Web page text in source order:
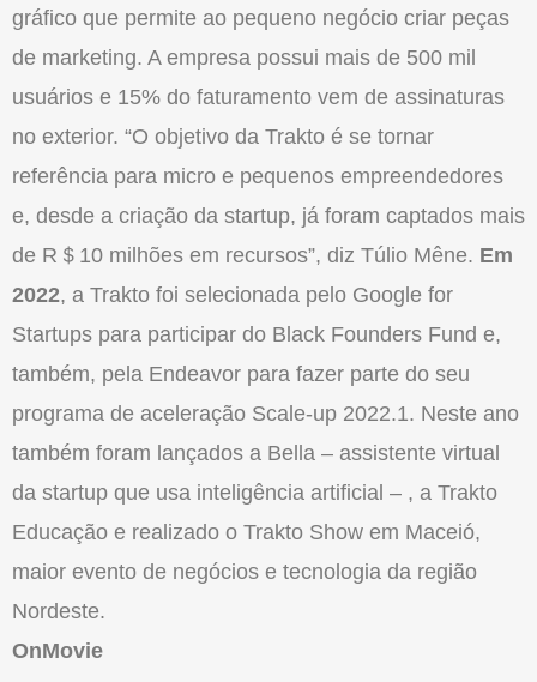
gráfico que permite ao pequeno negócio criar peças
de marketing. A empresa possui mais de 500 mil
usuários e 15% do faturamento vem de assinaturas
no exterior. “O objetivo da Trakto é se tornar
referência para micro e pequenos empreendedores
e, desde a criação da startup, já foram captados mais
de R＄10 milhões em recursos”, diz Túlio Mêne. Em
2022, a Trakto foi selecionada pelo Google for
Startups para participar do Black Founders Fund e,
também, pela Endeavor para fazer parte do seu
programa de aceleração Scale-up 2022.1. Neste ano
também foram lançados a Bella – assistente virtual
da startup que usa inteligência artificial – , a Trakto
Educação e realizado o Trakto Show em Maceió,
maior evento de negócios e tecnologia da região
Nordeste.
OnMovie